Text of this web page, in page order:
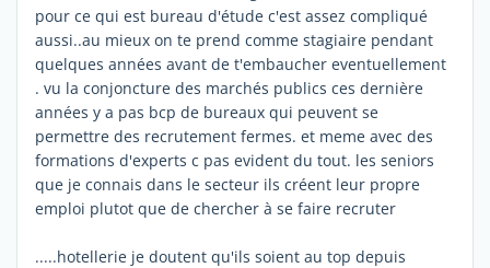
pour ce qui est bureau d'étude c'est assez compliqué
aussi..au mieux on te prend comme stagiaire pendant
quelques années avant de t'embaucher eventuellement
. vu la conjoncture des marchés publics ces dernière
années y a pas bcp de bureaux qui peuvent se
permettre des recrutement fermes. et meme avec des
formations d'experts c pas evident du tout. les seniors
que je connais dans le secteur ils créent leur propre
emploi plutot que de chercher à se faire recruter
.....hotellerie je doutent qu'ils soient au top depuis